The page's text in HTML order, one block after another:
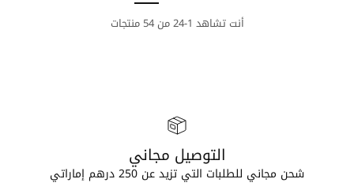
أنت تشاهد 1-24 من 54 منتجات
التوصيل مجاني
شحن مجاني للطلبات التي تزيد عن 250 درهم إماراتي